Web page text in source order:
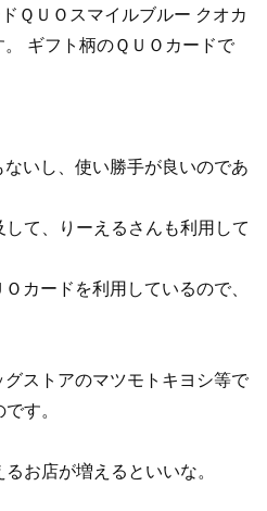
ＱＵＯスマイルブルー クオカ
ギフト柄のＱＵＯカードで
いし、使い勝手が良いのであ
て、りーえるさんも利用して
カードを利用しているので、
ストアのマツモトキヨシ等で
す。
お店が増えるといいな。